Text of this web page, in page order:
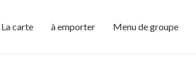
La carte à emporter Menu de groupe